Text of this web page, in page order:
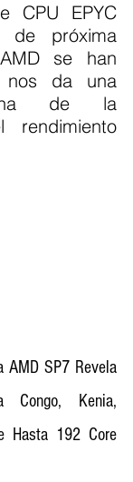
CPU EPYC
de próxima
se han
da una
de la
AMD SP7 Revela
Congo, Kenia,
Hasta 192 Core